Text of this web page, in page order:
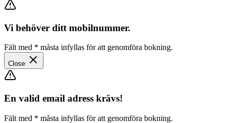
Vi behöver ditt mobilnummer.
Fält med * måsta infyllas för att genomföra bokning.
Close
En valid email adress krävs!
Fält med * måsta infyllas för att genomföra bokning.